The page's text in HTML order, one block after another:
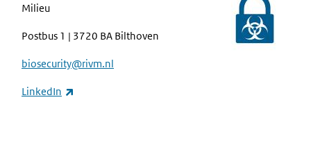
Milieu
Postbus 1 | 3720 BA Bilthoven
biosecurity@rivm.nl
LinkedIn